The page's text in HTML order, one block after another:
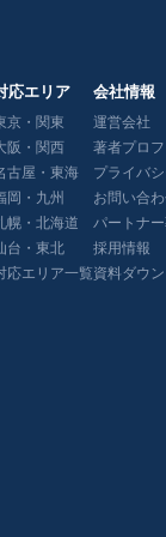
応エリア
京・関東
阪・関西
古屋・東海
岡・九州
幌・北海道
台・東北
応エリア一覧
会社情報
運営会社
著者プロ
プライバ
お問い合
パートナ
採用情報
資料ダウ